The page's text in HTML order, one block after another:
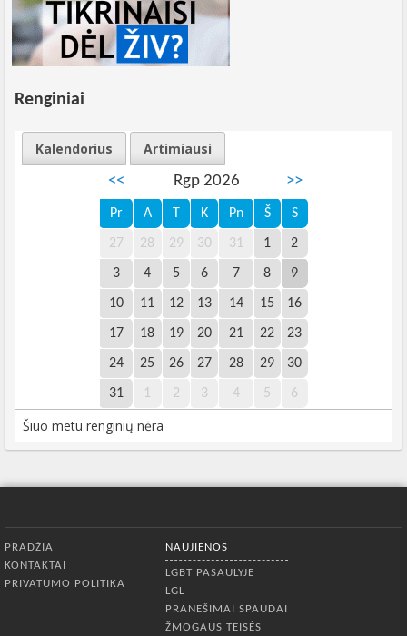
Renginiai
Kalendorius
Artimiausi
<<
Rgp 2026 >>
Pr A T K Pn Š S
27 28 29 30 31 1 2
3 4 5 6 7 8 9
10 11 12 13 14 15 16
17 18 19 20 21 22 23
24 25 26 27 28 29 30
31 1 2 3 4 5 6
Šiuo metu renginių nėra
PRADŽIA
KONTAKTAI
PRIVATUMO POLITIKA
NAUJIENOS
LGBT PASAULYJE
LGL
PRANEŠIMAI SPAUDAI
ŽMOGAUS TEISĖS